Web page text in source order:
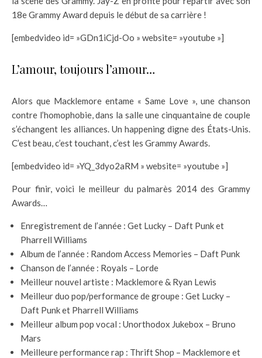
18e Grammy Award depuis le début de sa carrière !
[embedvideo id= »GDn1iCjd-Oo » website= »youtube »]
L’amour, toujours l’amour…
Alors que Macklemore entame « Same Love », une chanson
contre l’homophobie, dans la salle une cinquantaine de couple
s’échangent les alliances. Un happening digne des États-Unis.
C’est beau, c’est touchant, c’est les Grammy Awards.
[embedvideo id= »YQ_3dyo2aRM » website= »youtube »]
Pour finir, voici le meilleur du palmarès 2014 des Grammy
Awards…
Enregistrement de l’année : Get Lucky – Daft Punk et
Pharrell Williams
Album de l’année : Random Access Memories – Daft Punk
Chanson de l’année : Royals – Lorde
Meilleur nouvel artiste : Macklemore & Ryan Lewis
Meilleur duo pop/performance de groupe : Get Lucky –
Daft Punk et Pharrell Williams
Meilleur album pop vocal : Unorthodox Jukebox – Bruno
Mars
Meilleure performance rap : Thrift Shop – Macklemore et